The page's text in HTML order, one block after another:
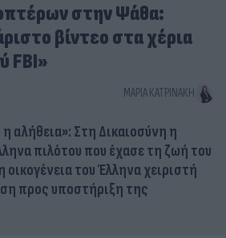
στην Ψάθα:
βίντεο στα χέρια
FBI»
ΜΑΡΊΑ ΚΑΤΡΙΝΆΚΗ
αλήθεια»: Στη Δικαιοσύνη η
πιλότου που έχασε τη ζωή του
οικογένεια του Έλληνα χειριστή
προς υποστήριξη της